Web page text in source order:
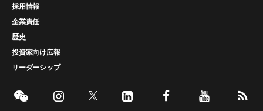
採用情報
企業責任
歴史
投資家向け広報
リーダーシップ